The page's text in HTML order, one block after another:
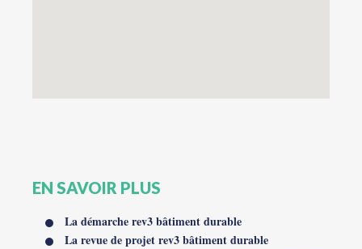
EN SAVOIR PLUS
La démarche rev3 bâtiment durable
La revue de projet rev3 bâtiment durable